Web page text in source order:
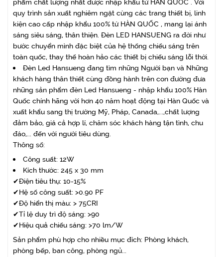
phẩm chất lượng nhất được nhập khẩu từ HÀN QUỐC . Với
quy trình sản xuất nghiêm ngặt cùng các trang thiết bị, linh
kiện cao cấp nhập khẩu 100% từ HÀN QUỐC , mang lại ánh
sáng siêu sáng, thân thiện. Đèn LED HANSUENG ra đời như
bước chuyển mình đặc biệt của hệ thống chiếu sáng trên
toàn quốc, thay thế hoàn hảo các thiết bị chiếu sáng lỗi thời.
Đèn Led Hansueng đang tìm những Người bạn và Những
khách hàng thân thiết cùng đồng hành trên con đường đưa
những sản phẩm đèn Led Hansueng - nhập khẩu 100% Hàn
Quốc chính hãng với hơn 40 năm hoạt động tại Hàn Quốc và
xuất khẩu sang thị trường Mỹ, Pháp, Canada,...,chất lượng
đảm bảo, giá cả hợp lí, chăm sóc khách hàng tận tình, chu
đáo,... đến với người tiêu dùng.
Thông số:
Công suất: 12W
Kích thước: 245 x 30 mm
✔Điện tiêu thụ: 10-15%
✔Hệ số công suất: >0.90 PF
✔Độ hiển thị màu: > 75CRI
✔Tỉ lệ duy trì độ sáng: >90
✔Hiệu quả chiếu sáng: >70 lm/W
Sản phẩm phù hợp cho nhiều mục đích: Phòng khách,
phòng bếp, ban công, phòng ngủ...